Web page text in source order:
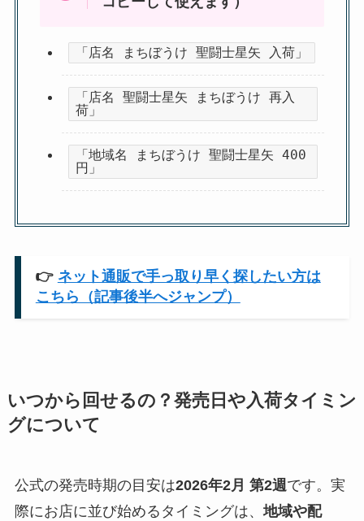
「店名 まちぼうけ 聖闘士星矢 入荷」
「店名 聖闘士星矢 まちぼうけ 再入
荷」
「地域名 まちぼうけ 聖闘士星矢 400
円」
👉 ネット通販で手っ取り早く探したい方は
こちら（記事後半へジャンプ）
いつから回せるの？発売日や入荷タイミン
グについて
公式の発売時期の目安は2026年2月 第2週です。実
際にお店に並び始めるタイミングは、地域や配